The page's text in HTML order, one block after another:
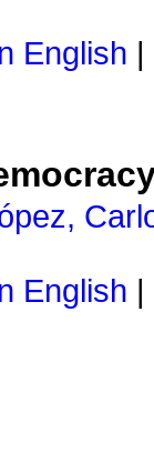
English
English